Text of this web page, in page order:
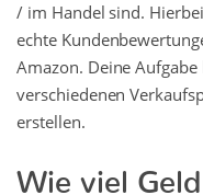
/ im Handel sind.
echte
Amazon. Deine
verschiedenen
erstellen.
Wie viel